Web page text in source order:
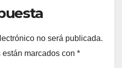
no será publicada.
marcados con *